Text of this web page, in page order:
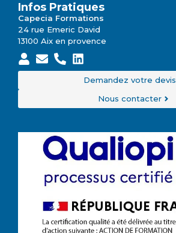
Infos Pratiques
Capecia Formations
24 rue Emeric David
13100 Aix en provence
Demandez votre devis
Nous contacter